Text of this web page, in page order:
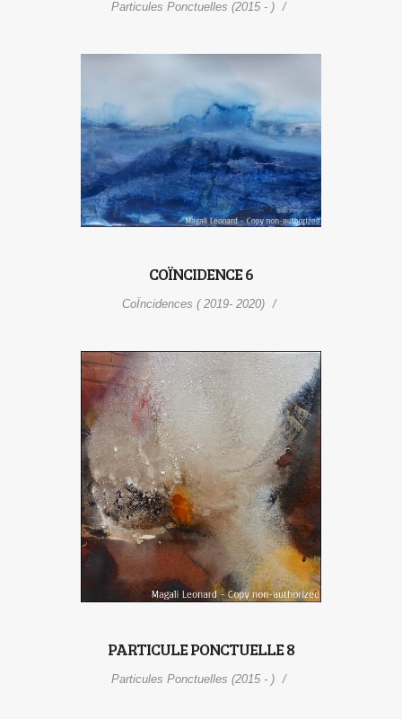
Particules Ponctuelles (2015 - )
COÏNCIDENCE 6
CoÏncidences ( 2019- 2020)
PARTICULE PONCTUELLE 8
Particules Ponctuelles (2015 - )